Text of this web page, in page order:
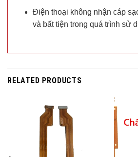
Điện thoại không nhận cáp
và bất tiện trong quá trình sử
RELATED PRODUCTS